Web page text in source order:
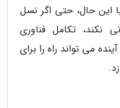
این حال، حتی اگر نسل
نکند، تکامل فناوری
می تواند راه را برای